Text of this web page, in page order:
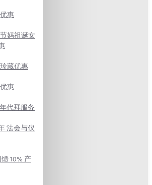
惠
妈祖诞女
藏优惠
惠
代拜服务
法会与仪
10% 产